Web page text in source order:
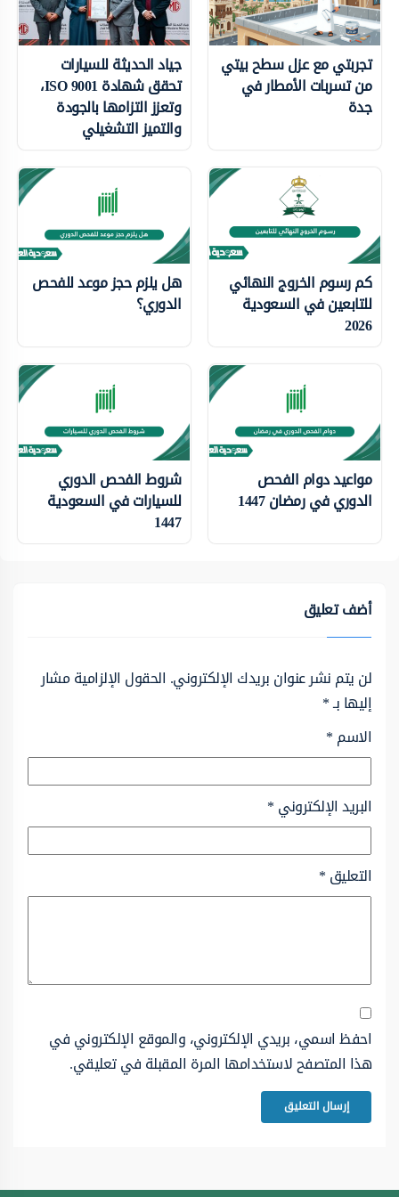
تجربتي مع عزل سطح بيتي
من تسربات الأمطار في
جدة
جياد الحديثة للسيارات
تحقق شهادة ISO 9001،
وتعزز التزامها بالجودة
والتميز التشغيلي
كم رسوم الخروج النهائي
للتابعين في السعودية
2026
هل يلزم حجز موعد للفحص
الدوري؟
مواعيد دوام الفحص
الدوري في رمضان 1447
شروط الفحص الدوري
للسيارات في السعودية
1447
أضف تعليق
لن يتم نشر عنوان بريدك الإلكتروني. الحقول الإلزامية مشار
إليها بـ*
الاسم*
البريد الإلكتروني*
التعليق*
احفظ اسمي، بريدي الإلكتروني، والموقع الإلكتروني في
هذا المتصفح لاستخدامها المرة المقبلة في تعليقي.